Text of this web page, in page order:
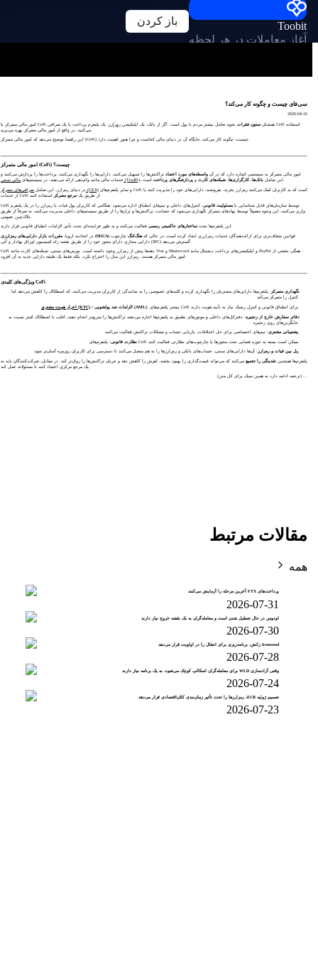
Toobit
آغاز معاملات در هر لحظه
باز کردن
سی‌فای چیست و چگونه کار می‌کند؟
2026-04-16
امور مالی متمرکز یا CeFi همچنان ستون فقراتنحوه تعامل بیشتر مردم با پول است. اگر از بانک، یک اپلیکیشن رمزارز ، یک پلتفرم پرداخت یا یک صرافی CeFi استفاده
امور مالی متمرکز (CeFi) چیست؟
امور مالی متمرکز به سیستمی اشاره دارد که در آن واسطه‌های مورد اعتمادتراکنش‌ها را تسهیل می‌کنند، دارایی‌ها را نگهداری می‌کنند، پرداخت‌ها را پردازش می‌کنند و
خدمات مالی مانند وام‌دهی ارائه می‌دهند. در سیستم‌های مالی سنتی (TradFi) ، این شامل بانک‌ها، کارگزاری‌ها، شبکه‌های کارتو پردازشگرهای پرداخت است.
در دنیای رمزارز، این شامل صرافی‌های متمرکز (CEX)
از خدمات CeFi از طریق یک مرجع متمرکز
CeFi توسط سازمان‌های قابل شناسایی با مسئولیت قانونی، کنترل‌های داخلی و تیم‌های انطباق اداره می‌شود. هنگامی که کاربران پول فیات یا رمزارز را در یک پلتفرم
واریز می‌کنند، این وجوه معمولاً توسط نهادهای متمرکز نگهداری می‌شود که حضانت، تراکنش‌ها و ترازها را از طریق سیستم‌های داخلی مدیریت می‌کنند، نه صرفاً از طریق
این پلتفرم‌ها تحت ساختارهای حاکمیتی رسمی
در اتحادیه اروپا، مقررات بازار دارایی‌های رمزارزی (MiCA) قوانین شفاف‌تری برای ارائه‌دهندگان خدمات رمزارزی ایجاد کرده است، در حالی که هنگ‌کنگچارچوب
CeFi دهه‌ها پیش از رمزارز وجود داشته است. بورس‌های سنتی، شبکه‌های کارت مانند Visa و Mastercard و اپلیکیشن‌های پرداخت دیجیتال مانند PayPal همگی بخشی از
ویژگی‌های کلیدی CeFi
نگهداری متمرکز : پلتفرم‌ها دارایی‌های مشتریان را نگهداری کرده و کلیدهای خصوصی را به نمایندگی از کاربران مدیریت می‌کنند، که اصطکاک را کاهش می‌دهد اما
کنترل را متمرکز می‌کند.
احراز هویت مشتری (KYC) / الزامات ضد پولشویی (AML)
دفاتر سفارش خارج از زنجیره: دفترکل‌های داخلی و موتورهای تطبیق به پلتفرم‌ها اجازه می‌دهند تراکنش‌ها را سریع‌تر انجام دهند، اغلب با اصطکاک کمتر نسبت به
پشتیبانی مشتری
نظارت قانونی
پل بین فیات و رمزارز
پلتفرم‌ها همچنین نقدینگی را تجمیعمی‌کنند که می‌تواند قیمت‌گذاری را بهبود بخشد، لغزش را کاهش دهد و جریان تراکنش‌ها را روان‌تر کند. در مقابل، شرکت‌کنندگان باید به
... (ترجمه ادامه دارد به همین سبک برای کل متن)
مقالات مرتبط
همه
پرداخت‌های FTX آخرین مرحله را آزمایش می‌کنند
2026-07-31
اودوس در حال تعطیل شدن است و معامله‌گران به یک نقشه خروج نیاز دارند
2026-07-30
Ironwood زکش، برنامه‌ریزی برای انتقال را در اولویت قرار می‌دهد
2026-07-28
وقتی آزادسازی WLD برای معامله‌گران اسکالپ کوچک می‌شود، به یک برنامه نیاز دارند
2026-07-24
تصمیم ژوئیه ECB، رمزارزها را تحت تأثیر زمان‌بندی کلان‌اقتصادی قرار می‌دهد
2026-07-23